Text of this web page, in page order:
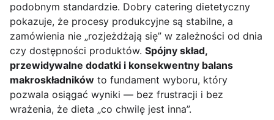
podobnym standardzie. Dobry catering dietetyczny
pokazuje, że procesy produkcyjne są stabilne, a
zamówienia nie „rozjeżdżają się” w zależności od dnia
czy dostępności produktów. Spójny skład,
przewidywalne dodatki i konsekwentny balans
makroskładników to fundament wyboru, który
pozwala osiągać wyniki — bez frustracji i bez
wrażenia, że dieta „co chwilę jest inna”.